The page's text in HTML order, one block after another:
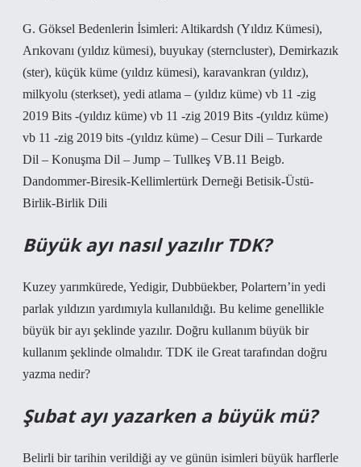
G. Göksel Bedenlerin İsimleri: Altikardsh (Yıldız Kümesi),
Arıkovanı (yıldız kümesi), buyukay (sterncluster), Demirkazık
(ster), küçük küme (yıldız kümesi), karavankran (yıldız),
milkyolu (sterkset), yedi atlama – (yıldız küme) vb 11 -zig
2019 Bits -(yıldız küme) vb 11 -zig 2019 Bits -(yıldız küme)
vb 11 -zig 2019 bits -(yıldız küme) – Cesur Dili – Turkarde
Dil – Konuşma Dil – Jump – Tullkeş VB.11 Beigb.
Dandommer-Biresik-Kellimlertürk Derneği Betisik-Üstü-
Birlik-Birlik Dili
Büyük ayı nasıl yazılır TDK?
Kuzey yarımkürede, Yedigir, Dubbüekber, Polartern’in yedi
parlak yıldızın yardımıyla kullanıldığı. Bu kelime genellikle
büyük bir ayı şeklinde yazılır. Doğru kullanım büyük bir
kullanım şeklinde olmalıdır. TDK ile Great tarafından doğru
yazma nedir?
Şubat ayı yazarken a büyük mü?
Belirli bir tarihin verildiği ay ve günün isimleri büyük harflerle